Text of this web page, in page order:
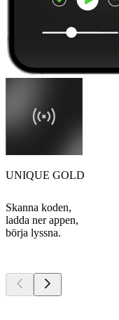
UNIQUE GOLD
Skanna koden,
ladda ner appen,
börja lyssna.